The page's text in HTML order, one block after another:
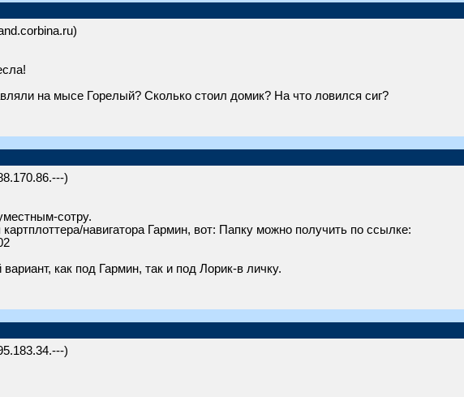
на мысе Горелый? Сколько стоил домик? На что ловился сиг?
)
сотру.
навигатора Гармин, вот: Папку можно получить по ссылке:
как под Гармин, так и под Лорик-в личку.
)